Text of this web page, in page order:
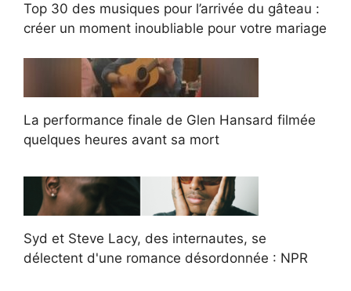
Top 30 des musiques pour l’arrivée du gâteau :
créer un moment inoubliable pour votre mariage
La performance finale de Glen Hansard filmée
quelques heures avant sa mort
Syd et Steve Lacy, des internautes, se
délectent d'une romance désordonnée : NPR